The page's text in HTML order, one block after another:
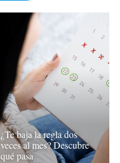
¿Te baja la regla dos
veces al mes? Descubre
qué pasa